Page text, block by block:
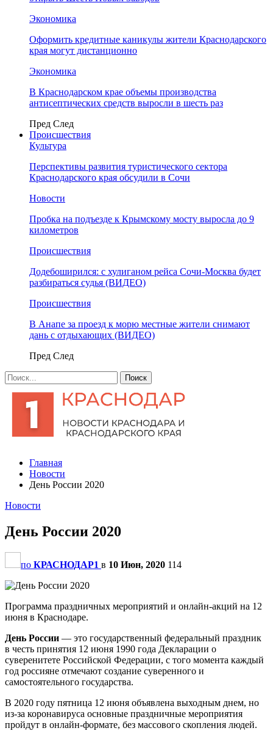
Экономика
Оформить кредитные каникулы жители Краснодарского
края могут дистанционно
Экономика
В Краснодарском крае объемы производства
антисептических средств выросли в шесть раз
Пред След
Происшествия
Культура
Перспективы развития туристического сектора
Краснодарского края обсудили в Сочи
Новости
Пробка на подъезде к Крымскому мосту выросла до 9
километров
Происшествия
Додебоширился: с хулиганом рейса Сочи-Москва будет
разбираться судья (ВИДЕО)
Происшествия
В Анапе за проезд к морю местные жители снимают
дань с отдыхающих (ВИДЕО)
Пред След
Главная
Новости
День России 2020
Новости
День России 2020
по КРАСНОДАР1 в 10 Июн, 2020 114
Программа праздничных мероприятий и онлайн-акций на 12
июня в Краснодаре.
День России — это государственный федеральный праздник
в честь принятия 12 июня 1990 года Декларации о
суверенитете Российской Федерации, с того момента каждый
год россияне отмечают создание суверенного и
самостоятельного государства.
В 2020 году пятница 12 июня объявлена выходным днем, но
из-за коронавируса основные праздничные мероприятия
пройдут в онлайн-формате, без массового скопления людей.